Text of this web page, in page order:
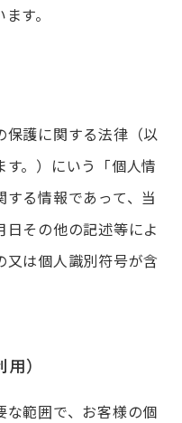
す。
保護に関する法律（以
。）にいう「個人情
る情報であって、当
その他の記述等によ
又は個人識別符号が含
）
範囲で、お客様の個